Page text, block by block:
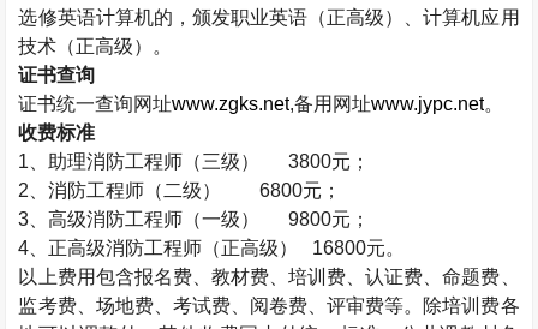
选修英语计算机的，颁发职业英语（正高级）、计算机应用
技术（正高级）。
证书查询
证书统一查询网址www.zgks.net,备用网址www.jypc.net。
收费标准
1 、助理消防工程师（三级） 3800元；
2 、消防工程师（二级） 6800元；
3 、高级消防工程师（一级） 9800元；
4 、正高级消防工程师（正高级） 16800元。
以上费用包含报名费、教材费、培训费、认证费、命题费、
监考费、场地费、考试费、阅卷费、评审费等。除培训费各